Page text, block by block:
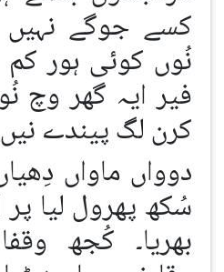
کسے جوگے نہیں
نُوں کوئی ہور کم
فیر ایہ گھر وچ
کرن لگ پیندے
دوواں ماواں
سُکھ پھرول لیا پر
بھریا۔ کُجھ